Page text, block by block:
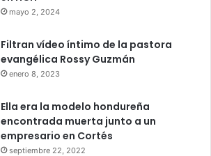
mayo 2, 2024
Filtran vídeo íntimo de la pastora
evangélica Rossy Guzmán
enero 8, 2023
Ella era la modelo hondureña
encontrada muerta junto a un
empresario en Cortés
septiembre 22, 2022